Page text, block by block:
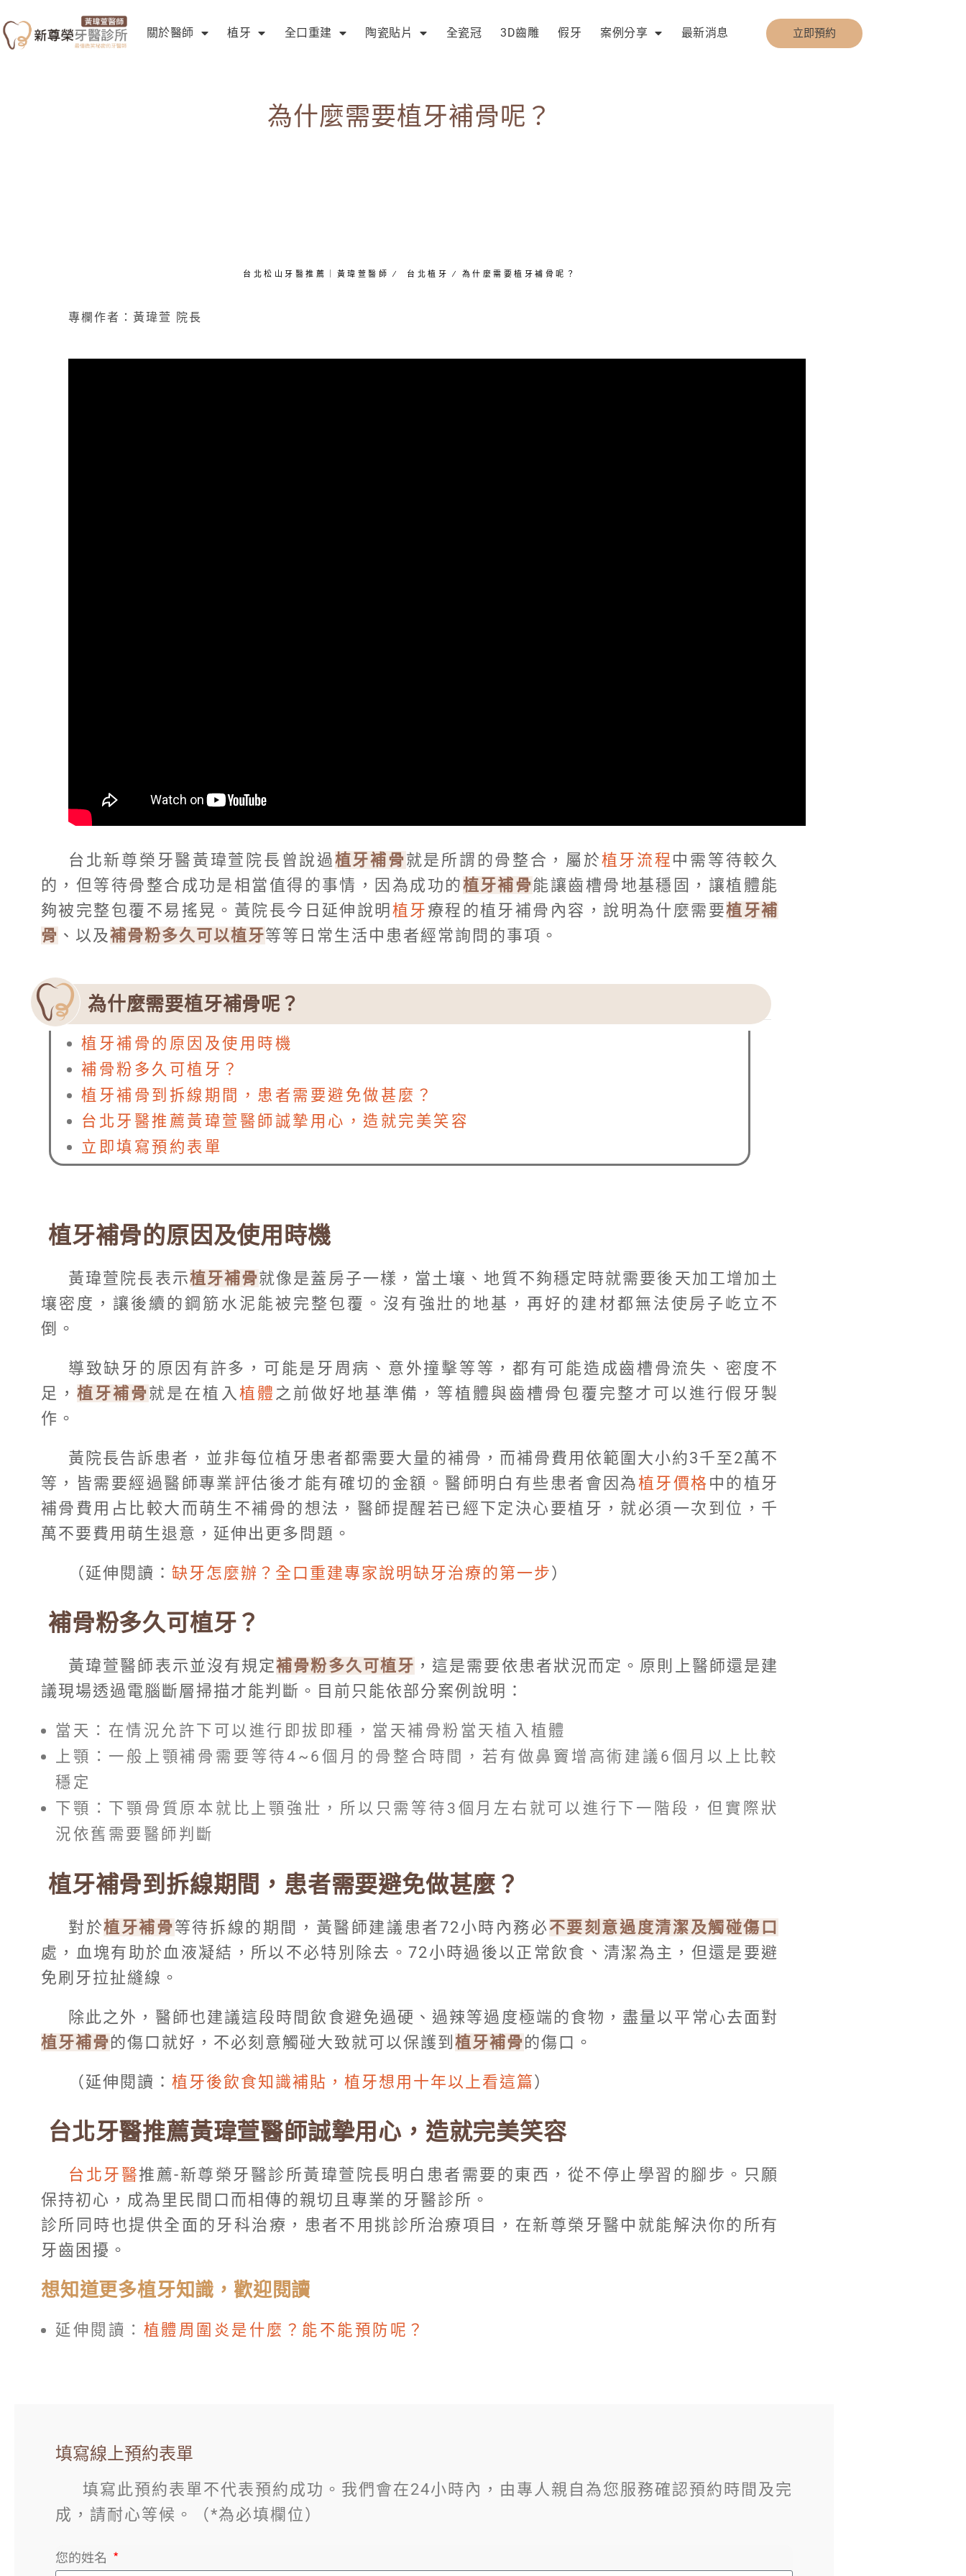
關於醫師 植牙 全口重建 陶瓷貼片 全瓷冠 3D齒雕 假牙 案例分享 最新消息 立即預約
為什麼需要植牙補骨呢？
台北松山牙醫推薦｜黃瑋萱醫師 ∕ 台北植牙 ∕ 為什麼需要植牙補骨呢？
專欄作者：黃瑋萱 院長
台北新尊榮牙醫黃瑋萱院長曾說過 植牙補骨 就是所謂的骨整合，屬於植牙流程 中需等待較久
的，但等待骨整合成功是相當值得的事情，因為成功的植牙補骨能讓齒槽骨地基穩固，讓植體能
夠被完整包覆不易搖晃。黃院長今日延伸說明 植牙 療程的植牙補骨內容，說明為什麼需要植牙補
骨 、以及補骨粉多久可以植牙等等日常生活中患者經常詢問的事項。
為什麼需要植牙補骨呢？
植牙補骨的原因及使用時機
補骨粉多久可植牙？
植牙補骨到拆線期間，患者需要避免做甚麼？
台北牙醫推薦黃瑋萱醫師誠摯用心，造就完美笑容
立即填寫預約表單
植牙補骨的原因及使用時機
黃瑋萱院長表示植牙補骨就像是蓋房子一樣，當土壤、地質不夠穩定時就需要後天加工增加土
壤密度，讓後續的鋼筋水泥能被完整包覆。沒有強壯的地基，再好的建材都無法使房子屹立不
倒。
導致缺牙的原因有許多，可能是牙周病、意外撞擊等等，都有可能造成齒槽骨流失、密度不
足，植牙補骨 就是在植入 植體 之前做好地基準備，等植體與齒槽骨包覆完整才可以進行假牙製
作。
黃院長告訴患者，並非每位植牙患者都需要大量的補骨，而補骨費用依範圍大小約3千至2萬不
等，皆需要經過醫師專業評估後才能有確切的金額。醫師明白有些患者會因為植牙價格 中的植牙
補骨費用占比較大而萌生不補骨的想法，醫師提醒若已經下定決心要植牙，就必須一次到位，千
萬不要費用萌生退意，延伸出更多問題。
（延伸閱讀： 缺牙怎麼辦？全口重建專家說明缺牙治療的第一步）
補骨粉多久可植牙？
黃瑋萱醫師表示並沒有規定補骨粉多久可植牙 ，這是需要依患者狀況而定。原則上醫師還是建
議現場透過電腦斷層掃描才能判斷。目前只能依部分案例說明：
當天：在情況允許下可以進行即拔即種，當天補骨粉當天植入植體
上顎：一般上顎補骨需要等待4~6個月的骨整合時間，若有做鼻竇增高術建議6個月以上比較
穩定
下顎：下顎骨質原本就比上顎強壯，所以只需等待3個月左右就可以進行下一階段，但實際狀
況依舊需要醫師判斷
植牙補骨到拆線期間，患者需要避免做甚麼？
對於植牙補骨 等待拆線的期間，黃醫師建議患者72小時內務必不要刻意過度清潔及觸碰傷口
處，血塊有助於血液凝結，所以不必特別除去。72小時過後以正常飲食、清潔為主，但還是要避
免刷牙拉扯縫線。
除此之外，醫師也建議這段時間飲食避免過硬、過辣等過度極端的食物，盡量以平常心去面對
植牙補骨 的傷口就好，不必刻意觸碰大致就可以保護到 植牙補骨 的傷口。
（延伸閱讀： 植牙後飲食知識補貼，植牙想用十年以上看這篇）
台北牙醫推薦黃瑋萱醫師誠摯用心，造就完美笑容
台北牙醫推薦-新尊榮牙醫診所黃瑋萱院長明白患者需要的東西，從不停止學習的腳步。只願
保持初心，成為里民間口而相傳的親切且專業的牙醫診所。
診所同時也提供全面的牙科治療，患者不用挑診所治療項目，在新尊榮牙醫中就能解決你的所有
牙齒困擾。
想知道更多植牙知識，歡迎閱讀
延伸閱讀： 植體周圍炎是什麼？能不能預防呢？
填寫線上預約表單
填寫此預約表單不代表預約成功。我們會在24小時內，由專人親自為您服務確認預約時間及完
成，請耐心等候。（*為必填欄位）
您的姓名